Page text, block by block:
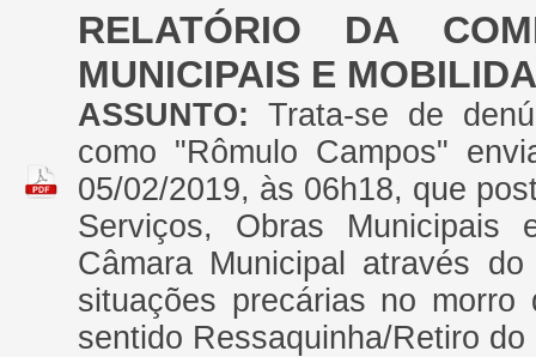
RELATÓRIO DA
MUNICIPAIS E
ASSUNTO: Trata-se de
como "Rômulo Campos"
05/02/2019, às 06h18, que
Serviços, Obras Municipais
Câmara Municipal através
situações precárias no
sentido Ressaquinha/Retiro do